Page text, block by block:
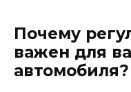
Почему
важен для
автомобиля?